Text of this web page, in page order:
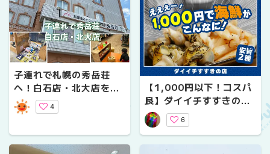
子連れで札幌の秀岳荘
へ！白石店・北大店を比
較｜キッズスペースあ
り・アウトドアショップ
4
【1,000円以下！コスパ
良】ダイイチすすきの店
で買える”安旨”海鮮おつ
まみ2種
6